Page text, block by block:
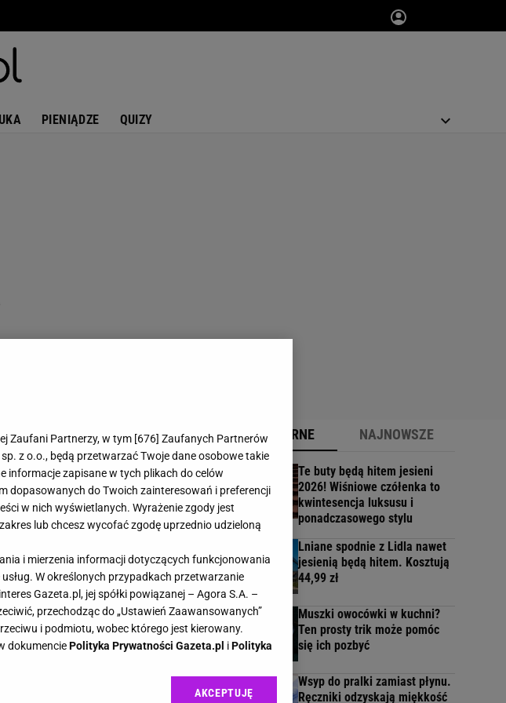
PIENIĄDZE QUIZY
Zginęli na miejscu
i nic nie zwiastowało
mgle i całkowicie
Samoloty
które miały miejsce w
nad Morzem Bałtyckim
POPULARNE NAJNOWSZE
Te buty będą hitem jesieni
2026! Wiśniowe czółenka to
kwintesencja luksusu i
ponadczasowego stylu
Lniane spodnie z Lidla nawet
jesienią będą hitem. Kosztują
44,99 zł
Muszki owocówki w kuchni?
Ten prosty trik może pomóc
się ich pozbyć
Wsyp do pralki zamiast płynu.
Ręczniki odzyskają miękkość
Zaufani Partnerzy, w tym [676] Zaufanych Partnerów
z o.o., będą przetwarzać Twoje dane osobowe takie
informacje zapisane w tych plikach do celów
dopasowanych do Twoich zainteresowań i preferencji
w nich wyświetlanych. Wyrażenie zgody jest
lub chcesz wycofać zgodę uprzednio udzieloną
i mierzenia informacji dotyczących funkcjonowania
W określonych przypadkach przetwarzanie
Gazeta.pl, jej spółki powiązanej – Agora S.A. –
przechodząc do „Ustawień Zaawansowanych”
i podmiotu, wobec którego jest kierowany.
dokumenciePolityka Prywatności Gazeta.pl iPolityka
plików cookie Gazeta.pl sp. z o.o., jej
AKCEPTUJĘ